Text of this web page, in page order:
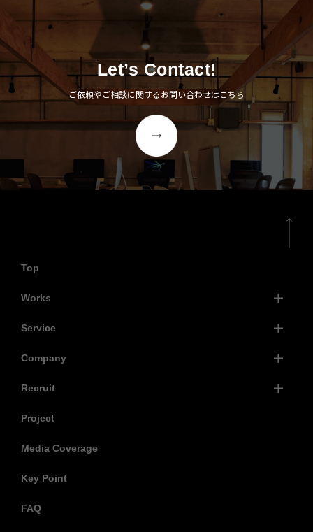
Let’s Contact!
ご依頼やご相談に関するお問い合わせはこちら
Top
Works
Service
Company
Recruit
Project
Media Coverage
Key Point
FAQ